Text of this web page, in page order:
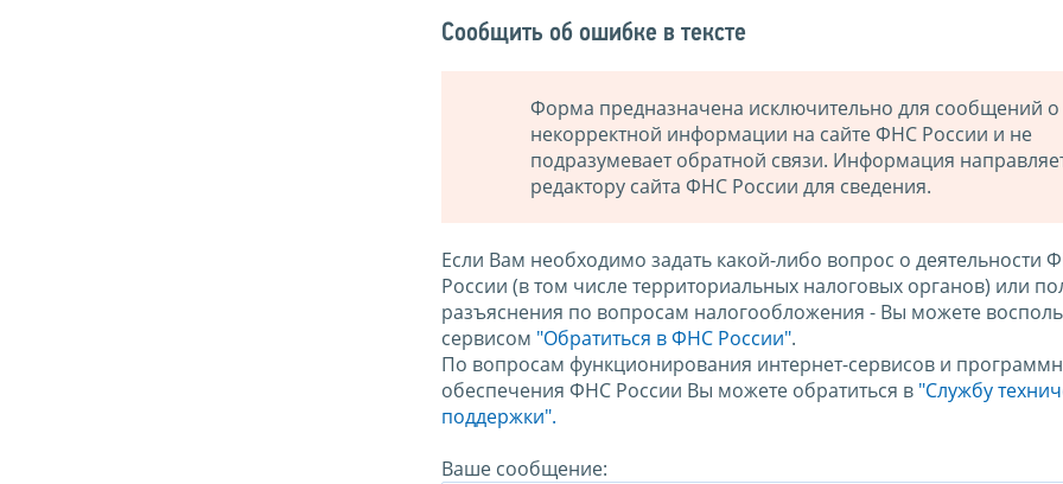
Сообщить об ошибке в тексте
Форма предназначена исключительно для сообщений о
некорректной информации на сайте ФНС России и не
подразумевает обратной связи. Информация
редактору сайта ФНС России для сведения.
Если Вам необходимо задать какой-либо вопрос о деятельности
России (в том числе территориальных налоговых органов) или
разъяснения по вопросам налогообложения - Вы можете
сервисом "Обратиться в ФНС России".
По вопросам функционирования интернет-сервисов и
обеспечения ФНС России Вы можете обратиться в "Службу
поддержки".
Ваше сообщение: